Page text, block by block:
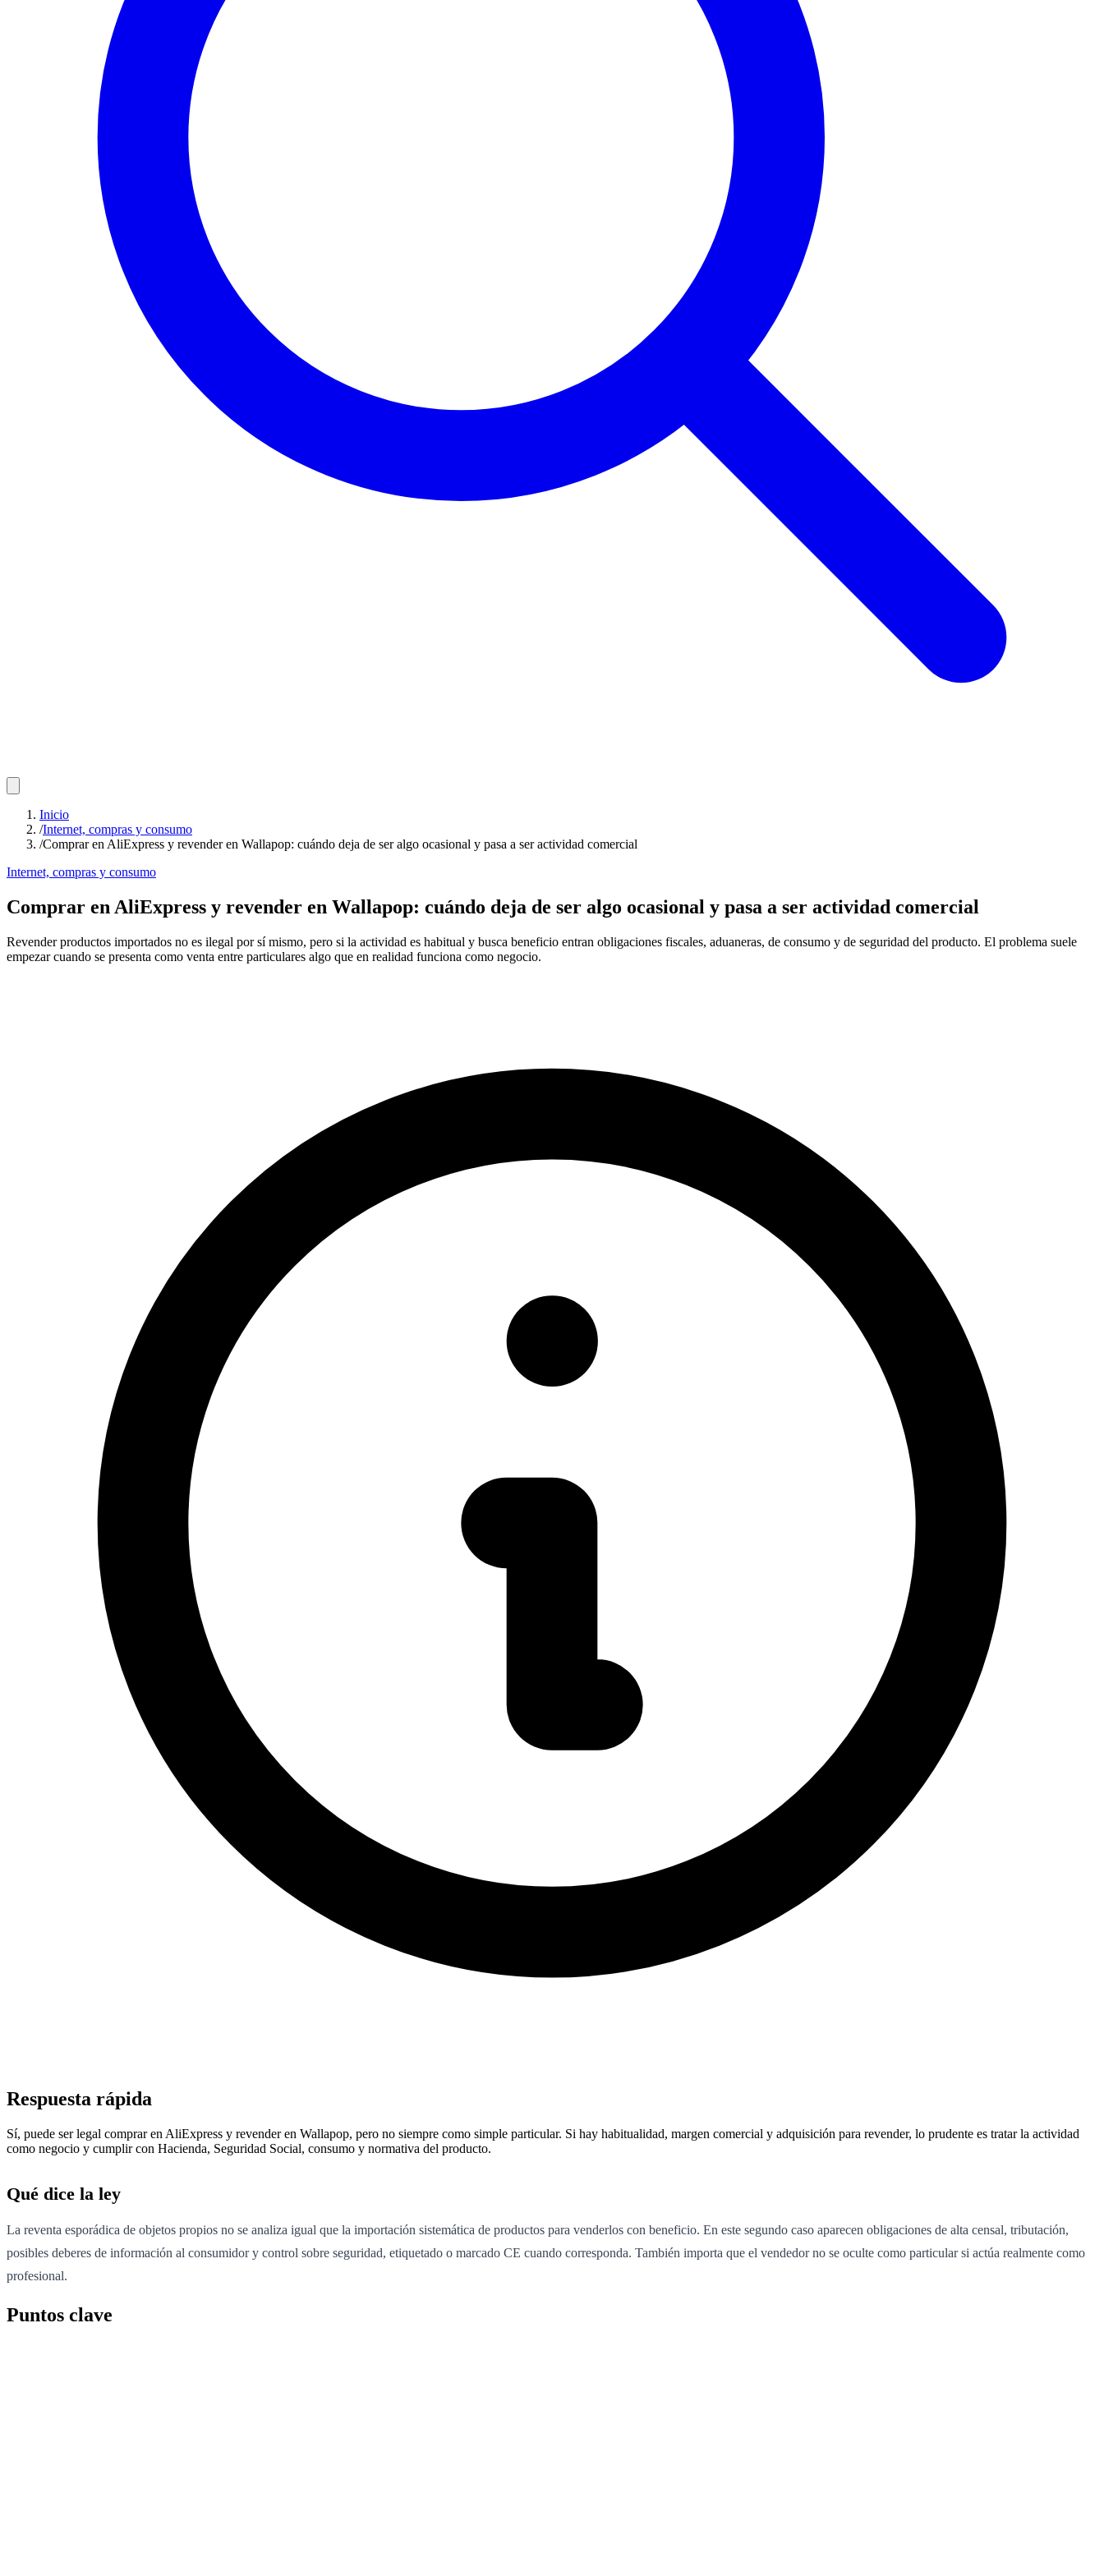
Inicio
/Internet, compras y consumo
/Comprar en AliExpress y revender en Wallapop: cuándo deja de ser algo ocasional y pasa a ser actividad comercial
Internet, compras y consumo
Comprar en AliExpress y revender en Wallapop: cuándo deja de ser algo ocasional y pasa a ser actividad comercial
Revender productos importados no es ilegal por sí mismo, pero si la actividad es habitual y busca beneficio entran obligaciones fiscales, aduaneras, de consumo y de seguridad del producto. El problema suele
empezar cuando se presenta como venta entre particulares algo que en realidad funciona como negocio.
Respuesta rápida
Sí, puede ser legal comprar en AliExpress y revender en Wallapop, pero no siempre como simple particular. Si hay habitualidad, margen comercial y adquisición para revender, lo prudente es tratar la actividad
como negocio y cumplir con Hacienda, Seguridad Social, consumo y normativa del producto.
Qué dice la ley
La reventa esporádica de objetos propios no se analiza igual que la importación sistemática de productos para venderlos con beneficio. En este segundo caso aparecen obligaciones de alta censal, tributación,
posibles deberes de información al consumidor y control sobre seguridad, etiquetado o marcado CE cuando corresponda. También importa que el vendedor no se oculte como particular si actúa realmente como
profesional.
Puntos clave